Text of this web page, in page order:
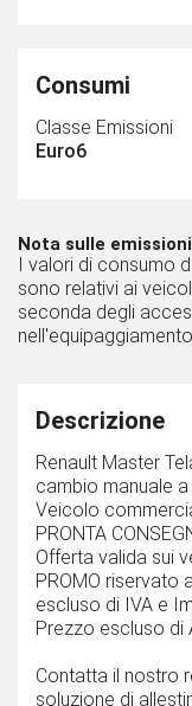
Consumi
Classe Emissioni
Euro6
Nota sulle
I valori di consumo
sono relativi ai
seconda degli
Descrizione
Renault Master
cambio manuale
Veicolo
PRONTA
Offerta valida sui
PROMO riservato
escluso di IVA e
Prezzo escluso di
Contatta il nostro
soluzione di